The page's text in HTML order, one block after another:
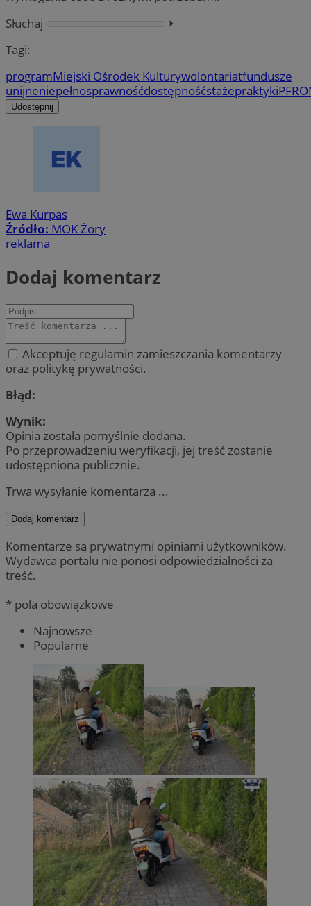
Słuchaj
⏵︎
Tagi:
programMiejski Ośrodek Kulturywolontariatfundusze
unijneniepełnosprawnośćdostępnośćstażepraktyki
Udostępnij
Ewa Kurpas
Źródło: MOK Żory
reklama
Dodaj komentarz
Akceptuję regulamin zamieszczania komentarzy
oraz politykę prywatności.
Błąd:
Wynik:
Opinia została pomyślnie dodana.
Po przeprowadzeniu weryfikacji, jej treść zostanie
udostępniona publicznie.
Trwa wysyłanie komentarza ...
Dodaj komentarz
Komentarze są prywatnymi opiniami użytkowników.
Wydawca portalu nie ponosi odpowiedzialności za
treść.
* pola obowiązkowe
Najnowsze
Popularne